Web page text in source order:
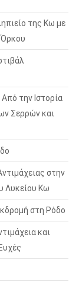
της Κω με
Όρκου
την Ιστορία
Σερρών και
στην
Λυκείου Κω
στη Ρόδο
και